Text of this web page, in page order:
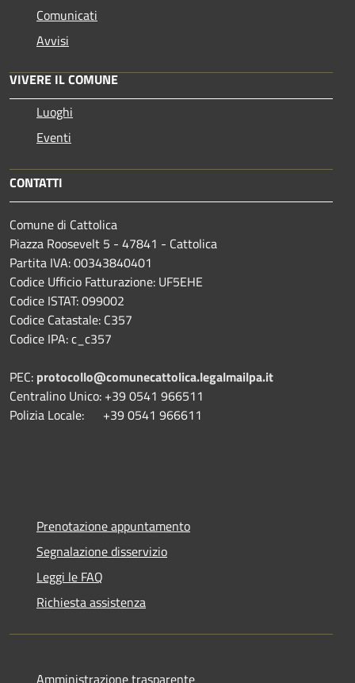
Comunicati
Avvisi
VIVERE IL COMUNE
Luoghi
Eventi
CONTATTI
Comune di Cattolica
Piazza Roosevelt 5 - 47841 - Cattolica
Partita IVA: 00343840401
Codice Ufficio Fatturazione: UF5EHE
Codice ISTAT: 099002
Codice Catastale: C357
Codice IPA: c_c357
PEC: protocollo@comunecattolica.legalmailpa.it
Centralino Unico: +39 0541 966511
Polizia Locale: +39 0541 966611
Prenotazione appuntamento
Segnalazione disservizio
Leggi le FAQ
Richiesta assistenza
Amministrazione trasparente